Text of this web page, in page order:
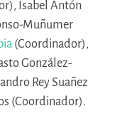
Isabel Antón
Muñumer
(Coordinador),
González-
Rey Suañez
(Coordinador).